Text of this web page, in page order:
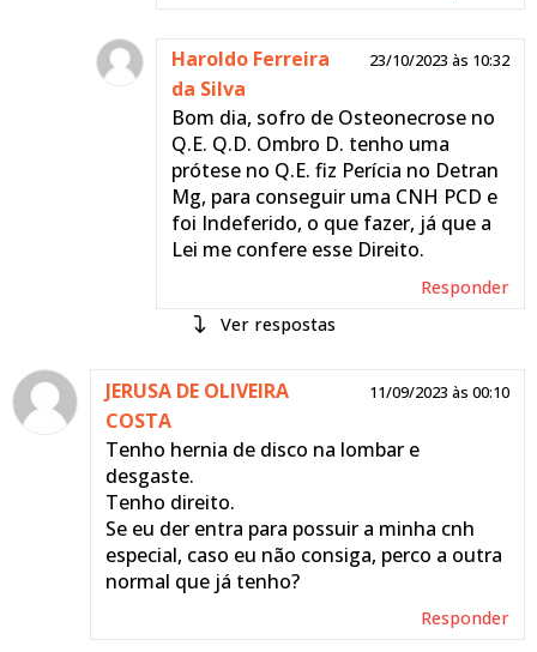
Haroldo Ferreira
da Silva
23/10/2023 às 10:32
Bom dia, sofro de Osteonecrose no
Q.E. Q.D. Ombro D. tenho uma
prótese no Q.E. fiz Perícia no Detran
Mg, para conseguir uma CNH PCD e
foi Indeferido, o que fazer, já que a
Lei me confere esse Direito.
Responder
respostas
Mariana
23/10/2023 às
Haroldo
Detran mesmo e pedir
análise de uma junta
médica. Entre em contato
estado, eles devem te
JERUSA DE OLIVEIRA
COSTA
11/09/2023 às 00:10
Tenho hernia de disco na lombar e
desgaste.
Tenho direito.
Se eu der entra para possuir a minha cnh
especial, caso eu não consiga, perco a outra
normal que já tenho?
Responder